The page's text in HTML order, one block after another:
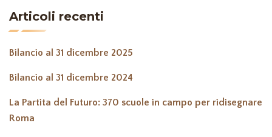
Articoli recenti
Bilancio al 31 dicembre 2025
Bilancio al 31 dicembre 2024
La Partita del Futuro: 370 scuole in campo per ridisegnare
Roma